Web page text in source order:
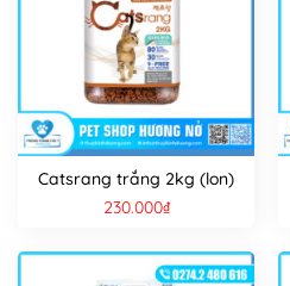
Catsrang trắng 2kg (lon)
230.000₫